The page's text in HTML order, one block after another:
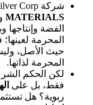
شركة First Majestic Silver Corp تعمل في
MATERIALS
الفضة
المحرمة
حيث الأصل،
المحرمة لذاتها.
لكن الحكم
فقط، بل على
ربوية؟ هل